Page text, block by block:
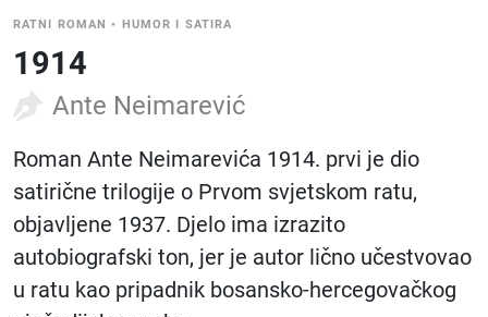
RATNI ROMAN • HUMOR I SATIRA
1914
Ante Neimarević
Roman Ante Neimarevića 1914. prvi je dio
satirične trilogije o Prvom svjetskom ratu,
objavljene 1937. Djelo ima izrazito
autobiografski ton, jer je autor lično učestvovao
u ratu kao pripadnik bosansko-hercegovačkog